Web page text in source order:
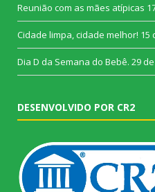
Reunião com as mães atípicas
Cidade limpa, cidade melhor! 15
Dia D da Semana do Bebê. 29
DESENVOLVIDO POR CR2